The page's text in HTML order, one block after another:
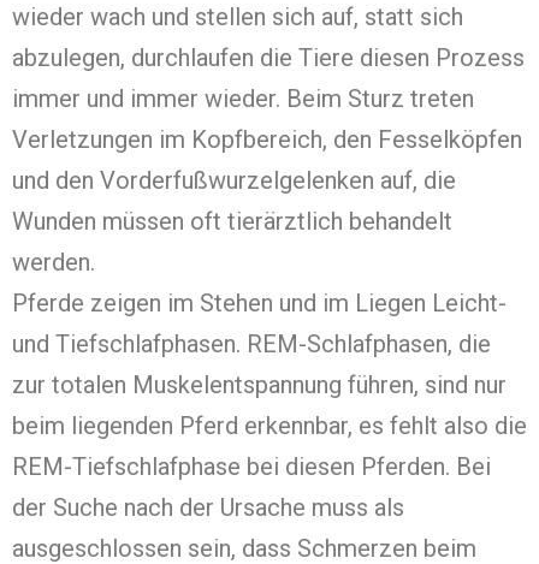
wieder wach und stellen sich auf, statt sich
abzulegen, durchlaufen die Tiere diesen Prozess
immer und immer wieder. Beim Sturz treten
Verletzungen im Kopfbereich, den Fesselköpfen
und den Vorderfußwurzelgelenken auf, die
Wunden müssen oft tierärztlich behandelt
werden.
Pferde zeigen im Stehen und im Liegen Leicht-
und Tiefschlafphasen. REM-Schlafphasen, die
zur totalen Muskelentspannung führen, sind nur
beim liegenden Pferd erkennbar, es fehlt also die
REM-Tiefschlafphase bei diesen Pferden. Bei
der Suche nach der Ursache muss als
ausgeschlossen sein, dass Schmerzen beim